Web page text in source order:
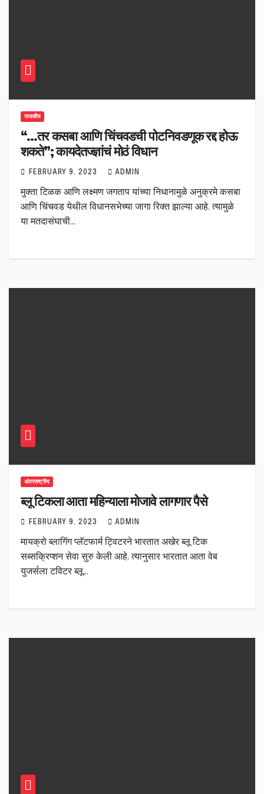
राजकीय
“…तर कसबा आणि चिंचवडची पोटनिवडणूक रद्द होऊ
शकते”; कायदेतज्ज्ञांचं मोठं विधान
FEBRUARY 9, 2023 ADMIN
मुक्ता टिळक आणि लक्ष्मण जगताप यांच्या निधानामुळे अनुक्रमे कसबा
आणि चिंचवड येथील विधानसभेच्या जागा रिक्त झाल्या आहे. त्यामुळे
या मतदासंघाची…
अंतरराष्ट्रीय
ब्लू टिकला आता महिन्याला मोजावे लागणार पैसे
FEBRUARY 9, 2023 ADMIN
मायक्रो ब्लागिंग प्लॅटफार्म ट्विटरने भारतात अखेर ब्लू टिक
सब्सक्रिप्शन सेवा सुरु केली आहे. त्यानुसार भारतात आता वेब
युजर्सला टविटर ब्लू…